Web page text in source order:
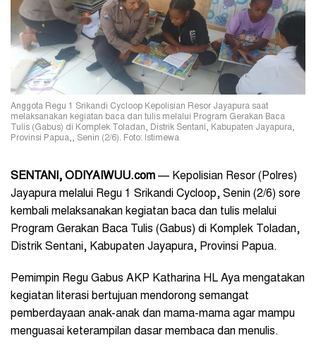
Anggota Regu 1 Srikandi Cycloop Kepolisian Resor Jayapura saat
melaksanakan kegiatan baca dan tulis melalui Program Gerakan Baca
Tulis (Gabus) di Komplek Toladan, Distrik Sentani, Kabupaten Jayapura,
Provinsi Papua,, Senin (2/6). Foto: Istimewa
SENTANI, ODIYAIWUU.com — Kepolisian Resor (Polres)
Jayapura melalui Regu 1 Srikandi Cycloop, Senin (2/6) sore
kembali melaksanakan kegiatan baca dan tulis melalui
Program Gerakan Baca Tulis (Gabus) di Komplek Toladan,
Distrik Sentani, Kabupaten Jayapura, Provinsi Papua.
Pemimpin Regu Gabus AKP Katharina HL Aya mengatakan
kegiatan literasi bertujuan mendorong semangat
pemberdayaan anak-anak dan mama-mama agar mampu
menguasai keterampilan dasar membaca dan menulis.